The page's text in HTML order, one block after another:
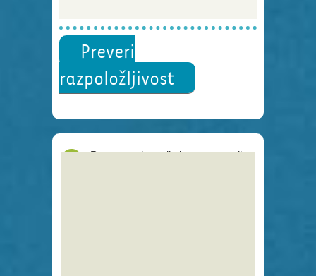
Preveri
razpoložljivost
Proces registracije je poenostavljen